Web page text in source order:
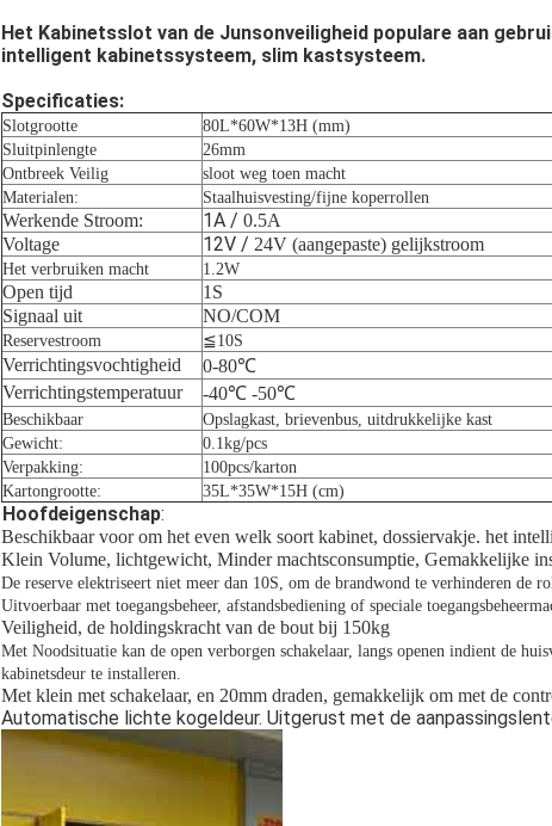
Het Kabinetsslot van de Junsonveiligheid populare aan
intelligent kabinetssysteem, slim kastsysteem.
Specificaties:
Slotgrootte
80L*60W*13H (mm)
Sluitpinlengte
26mm
Ontbreek Veilig
sloot weg toen macht
Materialen:
Staalhuisvesting/fijne koperrollen
Werkende Stroom: 1A / 0.5A
Voltage
12V / 24V (aangepaste) gelijkstroom
Het verbruiken macht 1.2W
Open tijd
1S
Signaal uit
NO/COM
Reservestroom ≦10S
Verrichtingsvochtigheid
0-80℃
Verrichtingstemperatuur
-40℃ -50℃
Beschikbaar
Opslagkast, brievenbus, uitdrukkelijke kast
Gewicht:
0.1kg/pcs
Verpakking:
100pcs/karton
Kartongrootte:
35L*35W*15H (cm)
Hoofdeigenschap:
Beschikbaar voor om het even welk soort kabinet, dossiervakje. het
Klein Volume, lichtgewicht, Minder machtsconsumptie, Gemakkelijke
De reserve elektriseert niet meer dan 10S, om de brandwond te verhinderen de
Uitvoerbaar met toegangsbeheer, afstandsbediening of speciale
Veiligheid, de holdingskracht van de bout bij 150kg
Met Noodsituatie kan de open verborgen schakelaar, langs openen indient de
kabinetsdeur te installeren.
Met klein met schakelaar, en 20mm draden, gemakkelijk om met de
Automatische lichte kogeldeur. Uitgerust met de